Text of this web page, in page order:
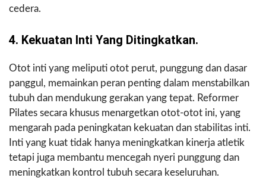
cedera.
4. Kekuatan Inti Yang Ditingkatkan.
Otot inti yang meliputi otot perut, punggung dan dasar
panggul, memainkan peran penting dalam menstabilkan
tubuh dan mendukung gerakan yang tepat. Reformer
Pilates secara khusus menargetkan otot-otot ini, yang
mengarah pada peningkatan kekuatan dan stabilitas inti.
Inti yang kuat tidak hanya meningkatkan kinerja atletik
tetapi juga membantu mencegah nyeri punggung dan
meningkatkan kontrol tubuh secara keseluruhan.